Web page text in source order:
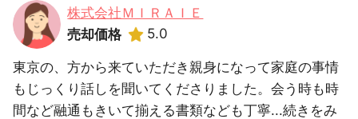
株式会社ＭＩＲＡＩＥ
売却価格
5.0
東京の、方から来ていただき親身になって家庭の事情
もじっくり話しを聞いてくださりました。会う時も時
間など融通もきいて揃える書類なども丁寧...続きをみ